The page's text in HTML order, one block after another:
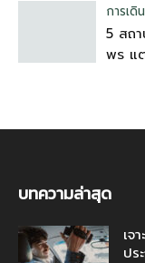
การเดิ
5 สถ
พร แ
บทความล่าสุด
เจ
ปร